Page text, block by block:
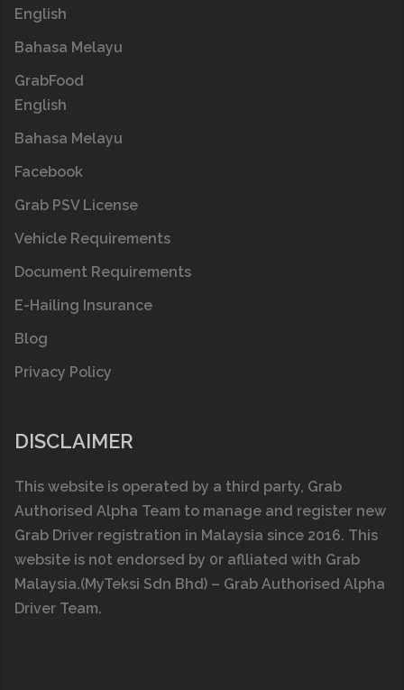
English
Bahasa Melayu
GrabFood
English
Bahasa Melayu
Facebook
Grab PSV License
Vehicle Requirements
Document Requirements
E-Hailing Insurance
Blog
Privacy Policy
DISCLAIMER
This website is operated by a thіrd party, Grab
Authorised Alpha Team to manage and register new
Grab Driver registration in Malaysia since 2016. This
website is n0t endorsed by 0r aflliated with Grab
Malaysia.(MyTeksi Sdn Bhd) – Grab Authorised Alpha
Driver Team.